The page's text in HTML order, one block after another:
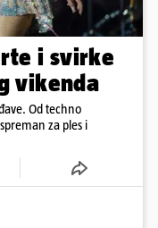
i svirke
vikenda
Od techno
za ples i